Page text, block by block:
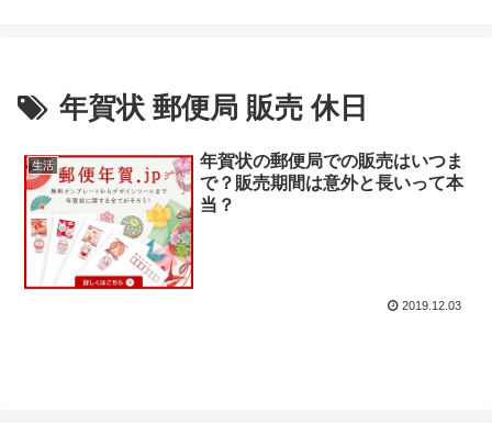
年賀状 郵便局 販売 休日
生活
年賀状の郵便局での販売はいつま
で？販売期間は意外と長いって本
当？
2019.12.03